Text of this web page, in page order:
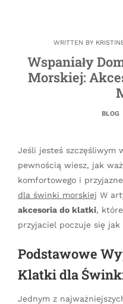
WRITTEN BY
Wspaniały
Morskiej:
BLOG
Jeśli jesteś szczęśliwym
pewnością wiesz, jak
komfortowego i
dla świnki morskiej W
akcesoria do klatki,
przyjaciel poczuje się jak
Podstawowe
Klatki dla
Jednym z